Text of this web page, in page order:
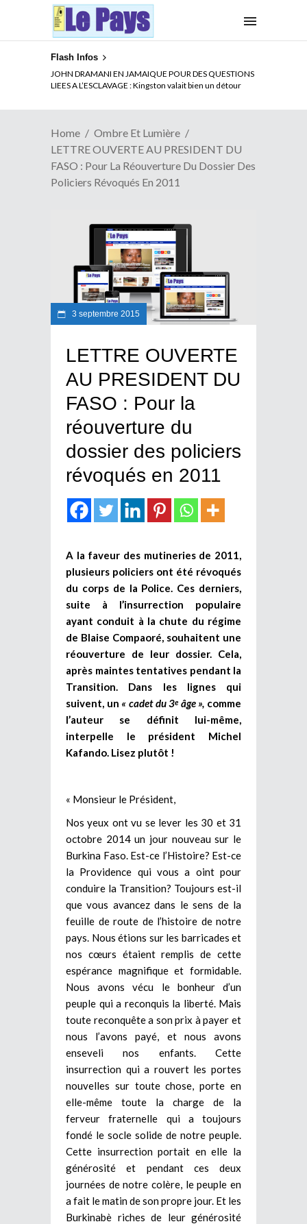
Flash Infos
JOHN DRAMANI EN JAMAIQUE POUR DES QUESTIONS
LIEES A L’ESCLAVAGE : Kingston valait bien un détour
ELECTION DE TALON A LA TETE DU SENAT BENINOIS :
Quand Patrice quitte le pouvoir sans partir !
Home
Ombre Et Lumière
LETTRE OUVERTE AU PRESIDENT DU
FASO : Pour La Réouverture Du Dossier Des
Policiers Révoqués En 2011
3 septembre 2015
LETTRE OUVERTE
AU PRESIDENT DU
FASO : Pour la
réouverture du
dossier des policiers
révoqués en 2011
A la faveur des mutineries de 2011,
plusieurs policiers ont été révoqués
du corps de la Police. Ces derniers,
suite à l’insurrection populaire
ayant conduit à la chute du régime
de Blaise Compaoré, souhaitent une
réouverture de leur dossier. Cela,
après maintes tentatives pendant la
Transition. Dans les lignes qui
suivent, un « cadet du 3eâge », comme
l’auteur se définit lui-même,
interpelle le président Michel
Kafando. Lisez plutôt !
« Monsieur le Président,
Nos yeux ont vu se lever les 30 et 31
octobre 2014 un jour nouveau sur le
Burkina Faso. Est-ce l’Histoire? Est-ce
la Providence qui vous a oint pour
conduire la Transition? Toujours est-il
que vous avancez dans le sens de la
feuille de route de l’histoire de notre
pays. Nous étions sur les barricades et
nos cœurs étaient remplis de cette
espérance magnifique et formidable.
Nous avons vécu le bonheur d’un
peuple qui a reconquis la liberté. Mais
toute reconquête a son prix à payer et
nous l’avons payé, et nous avons
enseveli nos enfants. Cette
insurrection qui a rouvert les portes
nouvelles sur toute chose, porte en
elle-même toute la charge de la
ferveur fraternelle qui a toujours
fondé le socle solide de notre peuple.
Cette insurrection portait en elle la
générosité et pendant ces deux
journées de notre colère, le peuple en
a fait le matin de son propre jour. Et les
Burkinabè riches de leur générosité